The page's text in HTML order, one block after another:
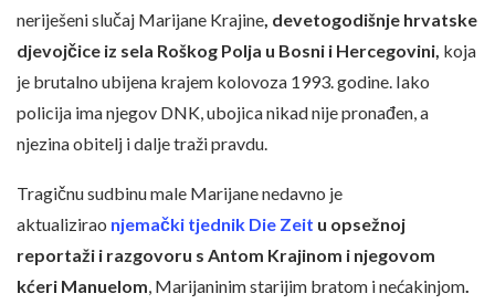
neriješeni slučaj Marijane Krajine , devetogodišnje hrvatske
djevojčice iz sela Roškog Polja u Bosni i Hercegovini, koja
je brutalno ubijena krajem kolovoza 1993. godine. Iako
policija ima njegov DNK, ubojica nikad nije pronađen, a
njezina obitelj i dalje traži pravdu.
Tragičnu sudbinu male Marijane nedavno je
aktualizirao njemački tjednik Die Zeit u opsežnoj
reportaži i razgovoru s Antom Krajinom i njegovom
kćeri Manuelom , Marijaninim starijim bratom i nećakinjom